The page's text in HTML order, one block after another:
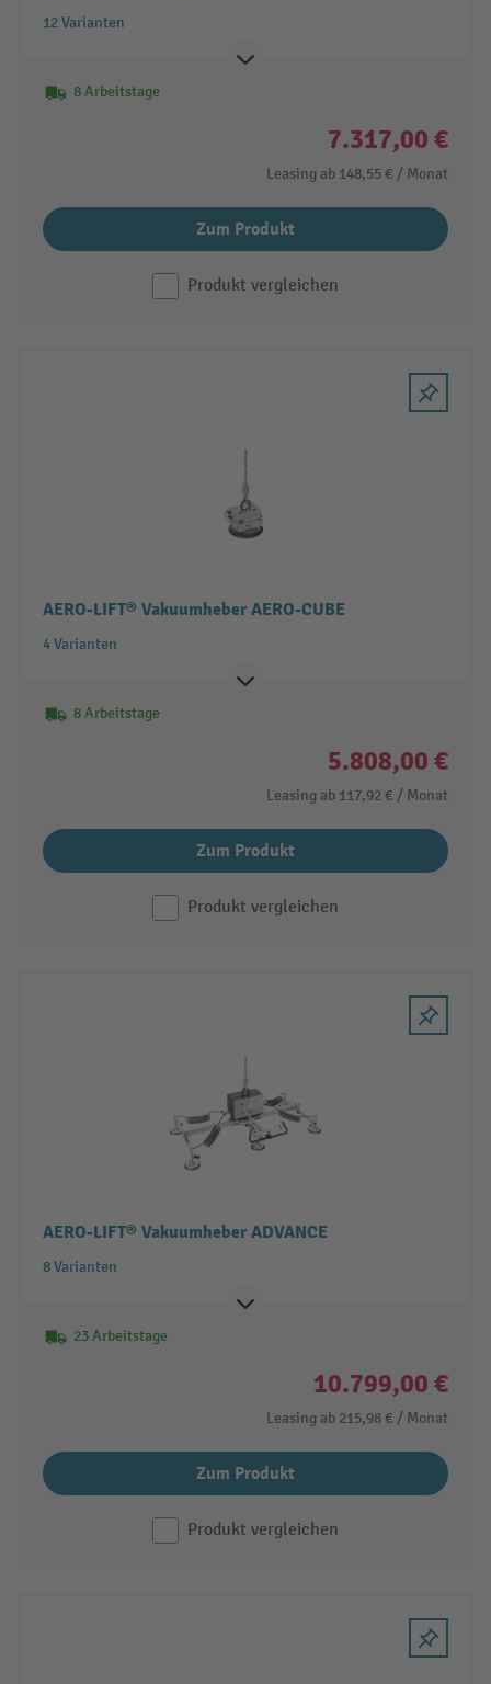
12 Varianten
8 Arbeitstage
7.317,00 €
Leasing ab 148,55 € / Monat
Zum Produkt
Produkt vergleichen
AERO-LIFT® Vakuumheber AERO-CUBE
4 Varianten
8 Arbeitstage
5.808,00 €
Leasing ab 117,92 € / Monat
Zum Produkt
Produkt vergleichen
AERO-LIFT® Vakuumheber ADVANCE
8 Varianten
23 Arbeitstage
10.799,00 €
Leasing ab 215,98 € / Monat
Zum Produkt
Produkt vergleichen